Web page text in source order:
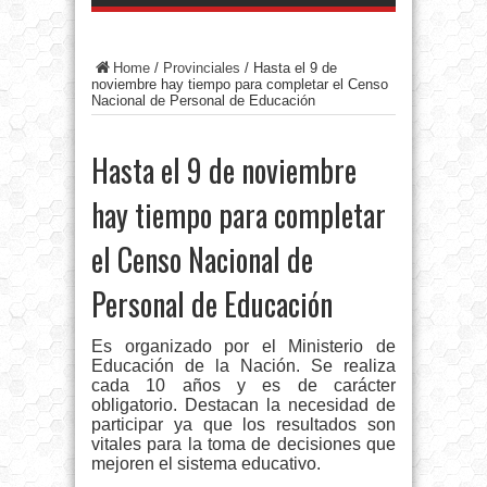
Home / Provinciales / Hasta el 9 de
noviembre hay tiempo para completar el Censo
Nacional de Personal de Educación
Hasta el 9 de noviembre
hay tiempo para completar
el Censo Nacional de
Personal de Educación
Es organizado por el Ministerio de
Educación de la Nación. Se realiza
cada 10 años y es de carácter
obligatorio. Destacan la necesidad de
participar ya que los resultados son
vitales para la toma de decisiones que
mejoren el sistema educativo.